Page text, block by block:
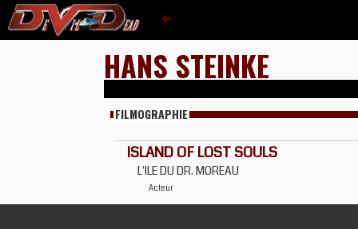
HANS STEINKE
FILMOGRAPHIE
ISLAND OF LOST SOULS
L'ILE DU DR. MOREAU
Acteur